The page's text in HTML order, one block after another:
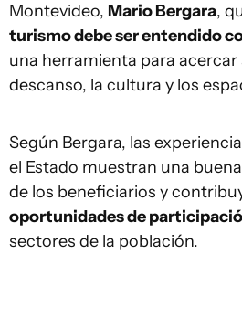
Montevideo, Mario Bergara,
turismo debe ser entendido
una herramienta para acercar
descanso, la cultura y los
Según Bergara, las
el Estado muestran una
de los beneficiarios y
oportunidades de
sectores de la población.